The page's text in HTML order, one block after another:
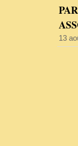
13